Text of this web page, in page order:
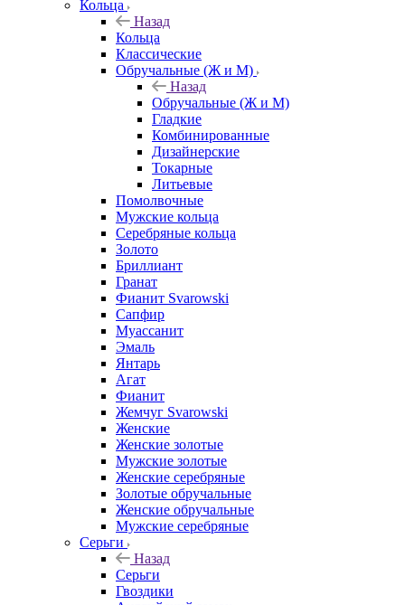
Кольца
Назад
Кольца
Классические
Обручальные (Ж и М)
Назад
Обручальные (Ж и М)
Гладкие
Комбинированные
Дизайнерские
Токарные
Литьевые
Помолвочные
Мужские кольца
Серебряные кольца
Золото
Бриллиант
Гранат
Фианит Svarowski
Сапфир
Муассанит
Эмаль
Янтарь
Агат
Фианит
Жемчуг Svarowski
Женские
Женские золотые
Мужские золотые
Женские серебряные
Золотые обручальные
Женские обручальные
Мужские серебряные
Серьги
Назад
Серьги
Гвоздики